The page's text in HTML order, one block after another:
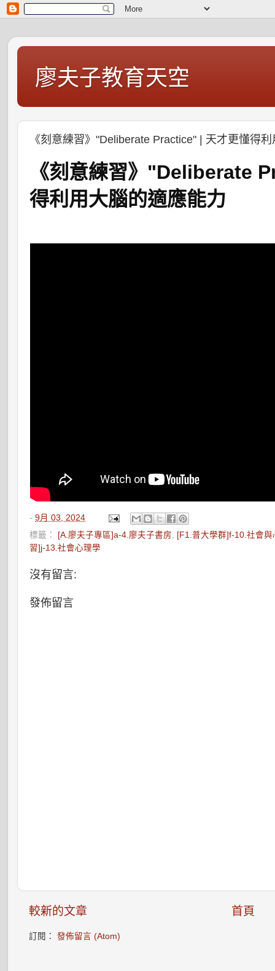
廖夫子教育天空
《刻意練習》"Deliberate Practice" | 天才更懂得
《刻意練習》 "Deliberate
得利用大腦的適應能力
-9月 03, 2024
標籤： [A.廖夫子專區]a-4.廖夫子書房, [F1.普大學群]f-10.社會與
習]j-13.社會心理學
沒有留言:
發佈留言
較新的文章 首頁
訂閱：發佈留言 (Atom)